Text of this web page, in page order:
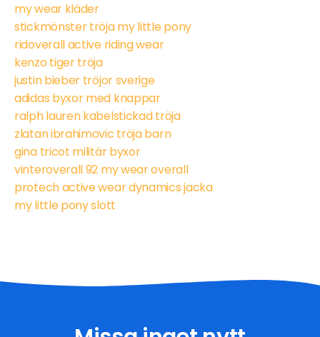
my wear kläder
stickmönster tröja my little pony
ridoverall active riding wear
kenzo tiger tröja
justin bieber tröjor sverige
adidas byxor med knappar
ralph lauren kabelstickad tröja
zlatan ibrahimovic tröja barn
gina tricot militär byxor
vinteroverall 92 my wear overall
protech active wear dynamics jacka
my little pony slott